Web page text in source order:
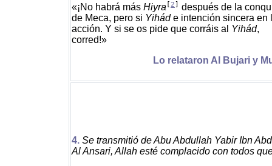
«¡No habrá más Hiyra [2] después de la
de Meca, pero si Yiháde intención sincera en
acción. Y si se os pide que corráis al Yihád,
corred!»
Lo relataron Al Bujari y
4. Se transmitió de Abu Abdullah Yabir Ibn
Al Ansari, Allah esté complacido con todos